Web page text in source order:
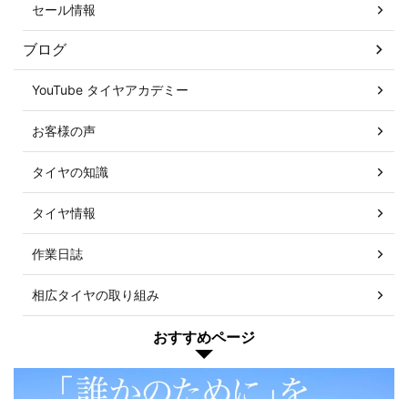
セール情報
ブログ
YouTube タイヤアカデミー
お客様の声
タイヤの知識
タイヤ情報
作業日誌
相広タイヤの取り組み
おすすめページ